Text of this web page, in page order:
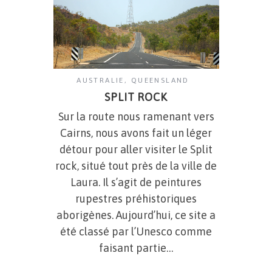
AUSTRALIE , QUEENSLAND
SPLIT ROCK
Sur la route nous ramenant vers
Cairns, nous avons fait un léger
détour pour aller visiter le Split
rock, situé tout près de la ville de
Laura. Il s’agit de peintures
rupestres préhistoriques
aborigènes. Aujourd’hui, ce site a
été classé par l’Unesco comme
faisant partie…